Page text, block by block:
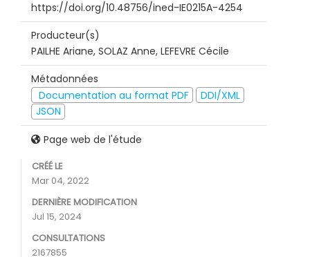
https://doi.org/10.48756/ined-IE0215A-4254
Producteur(s)
PAILHE Ariane, SOLAZ Anne, LEFEVRE Cécile
Métadonnées
Documentation au format PDF
DDI/XML
JSON
Page web de l'étude
CRÉÉ LE
Mar 04, 2022
DERNIÈRE MODIFICATION
Jul 15, 2024
CONSULTATIONS
2167855